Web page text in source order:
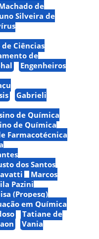
de
Silveira de
Ciências
de
Engenheiros
Gabrieli
de Química
de Química
Farmacotécnica
dos Santos
Marcos
Pazini
(Propesq)
em Química
Tatiane de
Vania